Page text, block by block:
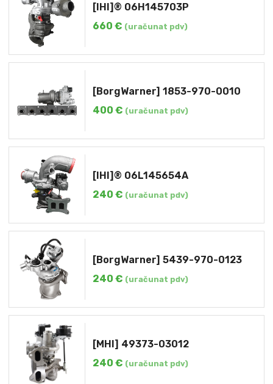
[IHI]® 06H145703P
660 € (uračunat pdv)
[BorgWarner] 1853-970-0010
400 € (uračunat pdv)
[IHI]® 06L145654A
240 € (uračunat pdv)
[BorgWarner] 5439-970-0123
240 € (uračunat pdv)
[MHI] 49373-03012
240 € (uračunat pdv)